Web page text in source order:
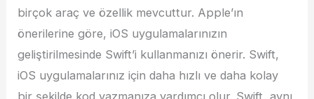
birçok araç ve özellik mevcuttur. Apple’ın
önerilerine göre, iOS uygulamalarınızın
geliştirilmesinde Swift’i kullanmanızı önerir. Swift,
iOS uygulamalarınız için daha hızlı ve daha kolay
bir şekilde kod yazmanıza yardımcı olur. Swift, aynı